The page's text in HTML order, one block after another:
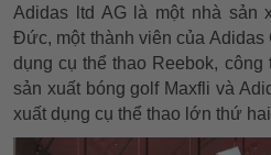
Adidas ltd AG là một nhà sản
Đức, một thành viên của Adidas
dụng cụ thể thao Reebok, công
sản xuất bóng golf Maxfli và
xuất dụng cụ thể thao lớn thứ